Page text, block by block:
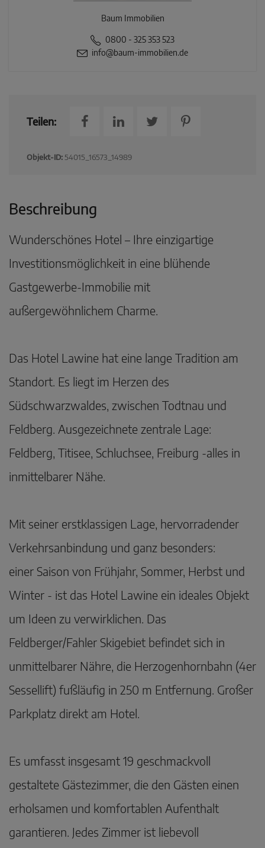
Baum Immobilien
0800 - 325 353 523
info@baum-immobilien.de
Teilen:
Objekt-ID: 54015_16573_14989
Beschreibung
Wunderschönes Hotel – Ihre einzigartige
Investitionsmöglichkeit in eine blühende
Gastgewerbe-Immobilie mit
außergewöhnlichem Charme.
Das Hotel Lawine hat eine lange Tradition am
Standort. Es liegt im Herzen des
Südschwarzwaldes, zwischen Todtnau und
Feldberg. Ausgezeichnete zentrale Lage:
Feldberg, Titisee, Schluchsee, Freiburg -alles in
inmittelbarer Nähe.
Mit seiner erstklassigen Lage, hervorradender
Verkehrsanbindung und ganz besonders:
einer Saison von Frühjahr, Sommer, Herbst und
Winter - ist das Hotel Lawine ein ideales Objekt
um Ideen zu verwirklichen. Das
Feldberger/Fahler Skigebiet befindet sich in
unmittelbarer Nähre, die Herzogenhornbahn (4er
Sessellift) fußläufig in 250 m Entfernung. Großer
Parkplatz direkt am Hotel.
Es umfasst insgesamt 19 geschmackvoll
gestaltete Gästezimmer, die den Gästen einen
erholsamen und komfortablen Aufenthalt
garantieren. Jedes Zimmer ist liebevoll